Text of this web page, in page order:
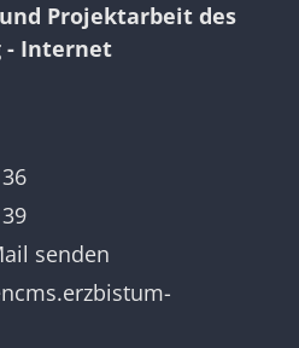
Projektarbeit des
- Internet
senden